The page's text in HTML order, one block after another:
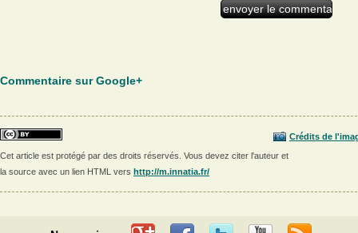
Commentaire sur Google+
Crédits de
Cet article est protégé par des droits réservés. Vous devez citer l'auteur et
la source avec un lien HTML vers http://m.innatia.fr/